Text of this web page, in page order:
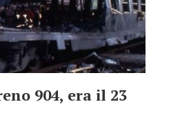
904, era il 23